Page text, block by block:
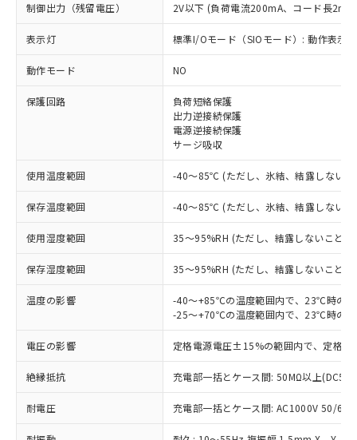
制御出力（残留電圧） 2V以下 (負荷電流200mA、コード長2m
表示灯 標準I/Oモード（SIOモード）: 動作表示
動作モード NO
保護回路
負荷短絡保護
出力逆接続保護
電源逆接続保護
サージ吸収
使用温度範囲 -40～85℃ (ただし、氷結、結露しないこ
保存温度範囲 -40～85℃ (ただし、氷結、結露しないこ
使用湿度範囲 35～95%RH (ただし、結露しないこと)
保存湿度範囲 35～95%RH (ただし、結露しないこと)
温度の影響
-40～+85℃の温度範囲内で、23℃時の
-25～+70℃の温度範囲内で、23℃時の
電圧の影響 定格電源電圧±15%の範囲内で、定格
絶縁抵抗 充電部一括とケース間: 50MΩ以上
耐電圧 充電部一括とケース間: AC1000V 50/
ご利用条件
以下の条件をお読みいただき、同意のうえ
ご利用ください。
本サービスは、当社制御機器事業取扱
商品の当社在庫状況および標準価格
(税抜)を提供させていただくもので
当社制御機器事業取扱商品の中には、
本サービスの対象外となる商品もある
ことをご了承ください。
在庫状況および標準価格照会結果は、
記載している更新日時点での社内デー
※1 対応状況
対応済み：EU RoHS指令（10物質）の
非含有に対応した製品が提供可能な商品で
す。
対応予定：EU RoHS指令（10物質）の非含
有に対応した製品に切り替える予定のある
対応予定なし：EU RoHS指令（10物質）の
非含有に非対応の商品で、対応品を出す予
定はありません。
調査・確認中：EU RoHS指令（10物質）の
非含有の対応状況を調査中または確認中の
非該当品：ライセンス料など無形物で、有
仕入先様の事情により、非含有部品として
いたものが、含有品と判明した場合などや
むを得ず変更することがあります。
※1 中国RoHS○×表
「○」：最大均質材料含有率が中国RoHSの
基準値以下であることを示します。
「×」：最大均質材料含有率が中国RoHSの
「－」：未確認です。当社販売部門へお問
い合わせください。
当社は、これら貴社製品のうち、外国
為替および外国貿易法に定める商品
（以下｢規制貨物等」という）を輸出